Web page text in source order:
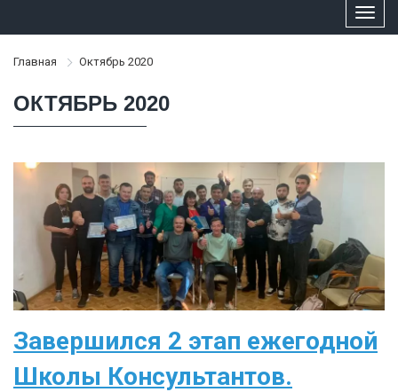
Главная Октябрь 2020
ОКТЯБРЬ 2020
Завершился 2 этап ежегодной
Школы Консультантов.